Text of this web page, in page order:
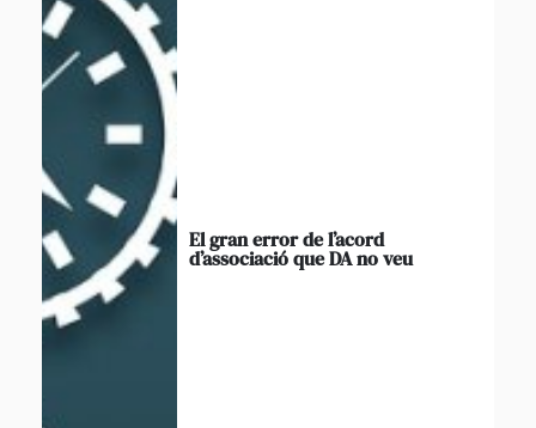
El gran error de l’acord
d’associació que DA no veu